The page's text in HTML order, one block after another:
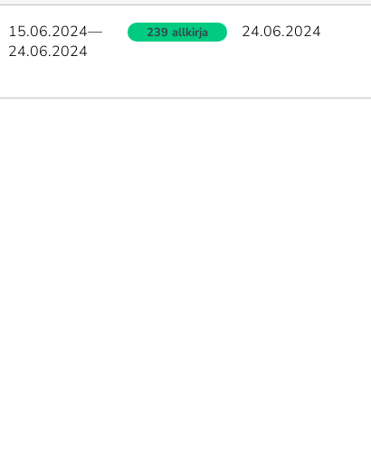
15.06.2024—
24.06.2024
239 allkirja 24.06.2024